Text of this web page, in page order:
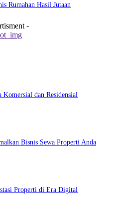
Rumahan Hasil Jutaan
-
dan Residensial
Bisnis Sewa Properti Anda
Properti di Era Digital